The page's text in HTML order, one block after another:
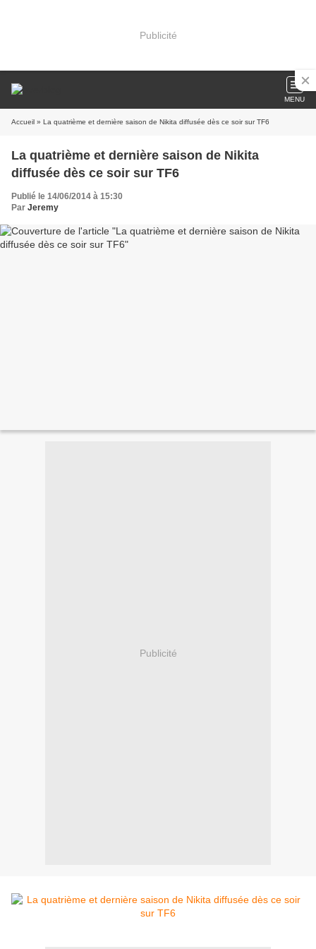
Publicité
MENU
Accueil » La quatrième et dernière saison de Nikita diffusée dès ce soir sur TF6
La quatrième et dernière saison de Nikita
diffusée dès ce soir sur TF6
Publié le 14/06/2014 à 15:30
Par Jeremy
Publicité